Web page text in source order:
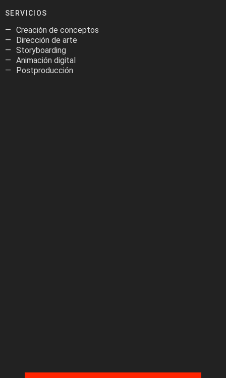
SERVICIOS
Creación de conceptos
Dirección de arte
Storyboarding
Animación digital
Postproducción